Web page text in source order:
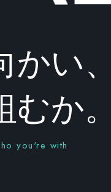
い、
か。
you're with